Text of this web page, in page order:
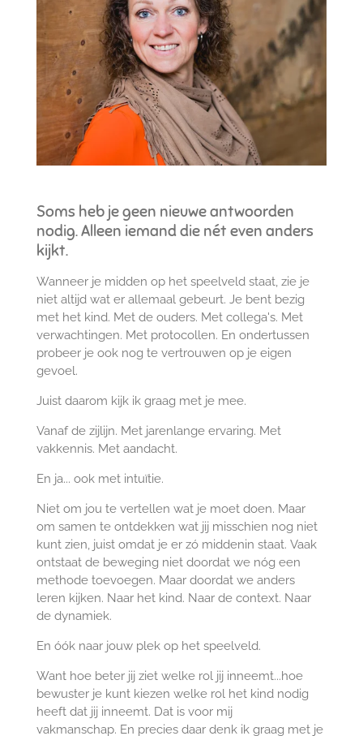
Soms heb je geen nieuwe antwoorden
nodig. Alleen iemand die nét even anders
kijkt.
Wanneer je midden op het speelveld staat, zie je
niet altijd wat er allemaal gebeurt. Je bent bezig
met het kind. Met de ouders. Met collega's. Met
verwachtingen. Met protocollen. En ondertussen
probeer je ook nog te vertrouwen op je eigen
gevoel.
Juist daarom kijk ik graag met je mee.
Vanaf de zijlijn. Met jarenlange ervaring. Met
vakkennis. Met aandacht.
En ja... ook met intuïtie.
Niet om jou te vertellen wat je moet doen. Maar
om samen te ontdekken wat jij misschien nog niet
kunt zien, juist omdat je er zó middenin staat. Vaak
ontstaat de beweging niet doordat we nóg een
methode toevoegen. Maar doordat we anders
leren kijken. Naar het kind. Naar de context. Naar
de dynamiek.
En óók naar jouw plek op het speelveld.
Want hoe beter jij ziet welke rol jij inneemt...hoe
bewuster je kunt kiezen welke rol het kind nodig
heeft dat jij inneemt. Dat is voor mij
vakmanschap. En precies daar denk ik graag met je